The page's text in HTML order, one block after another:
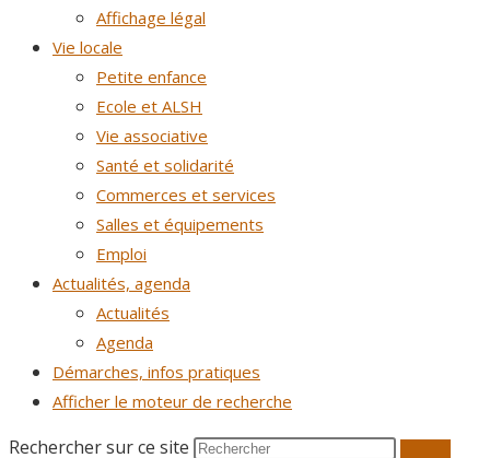
Affichage légal
Vie locale
Petite enfance
Ecole et ALSH
Vie associative
Santé et solidarité
Commerces et services
Salles et équipements
Emploi
Actualités, agenda
Actualités
Agenda
Démarches, infos pratiques
Afficher le moteur de recherche
Rechercher sur ce site